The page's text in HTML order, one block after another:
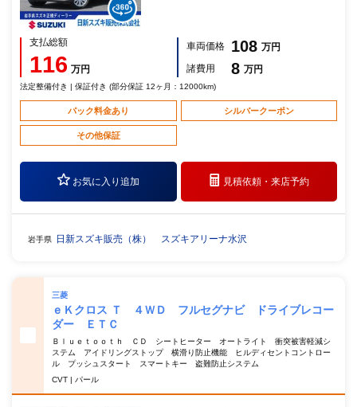
支払総額
116 万円
車両価格 108 万円
諸費用
8 万円
法定整備付き | 保証付き (部分保証 12ヶ月：12000km)
パック料金あり シルバークーポン
その他保証
お気に入り追加 見積依頼・来店予約
岩手県 日新スズキ販売（株） スズキアリーナ水沢
三菱
ｅＫクロス Ｔ ４ＷＤ フルセグナビ ドライブレコー
ダー ＥＴＣ
Ｂｌｕｅｔｏｏｔｈ ＣＤ シートヒーター オートライト 衝突被害軽減シ
ステム アイドリングストップ 横滑り防止機能 ヒルディセントコントロー
ル プッシュスタート スマートキー 盗難防止システム
CVT | パール